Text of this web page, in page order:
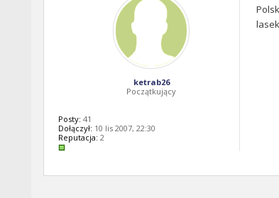
ketrab26
Początkujący
Posty: 41
Dołączył: 10 lis 2007, 22:30
Reputacja: 2